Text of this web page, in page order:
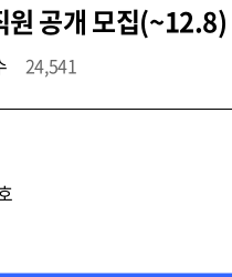
원 공개 모집(~12.8)
24,541